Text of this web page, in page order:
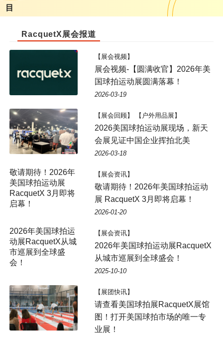
目
RacquetX展会报道
【展会视频】
展会视频-【圆满收官】2026年美
国球拍运动展圆满落幕！
2026-03-19
【展会回顾】 【户外用品展】
2026美国球拍运动展现场，新天
会展见证中国企业挥拍北美
2026-03-18
敬请期待！2026年
美国球拍运动展
RacquetX 3月即将
启幕！
【展会资讯】
敬请期待！2026年美国球拍运动
展 RacquetX 3月即将启幕！
2026-01-20
2026年美国球拍运
动展RacquetX从城
市巡展到全球盛
会！
【展会资讯】
2026年美国球拍运动展RacquetX
从城市巡展到全球盛会！
2025-10-10
【展团快讯】
请查看美国球拍展RacquetX展馆
图！打开美国球拍市场的唯一专
业展！